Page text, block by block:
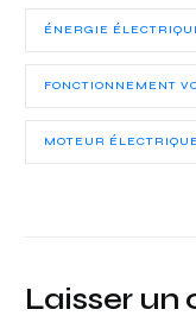
ÉNERGIE
FONCTIONNEMENT
MOTEUR
Laisser